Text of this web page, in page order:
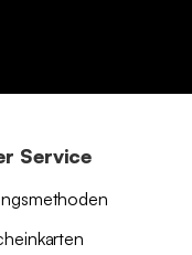
Service